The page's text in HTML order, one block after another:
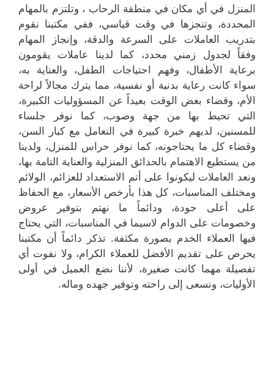
المنزل في أي مكان في منطقة الرحاب ، وتلتزم بالمهام
المحددة، وتنجزها في وقت قياسي، ففي مكتبنا نقوم
بتدريب العاملات على السرعة والدقة، وإنجاز المهام
وفقاً لجدول زمني محدد، كما لدينا عاملات يقومون
برعاية الأطفال، وفهم احتياجات الطفل، والعناية به،
سواء كانت رعاية بدنية أو نفسية، مما يترك مجالاً لراحة
الأم، وقضاء بعض الوقت بعيداً عن المسؤوليات الكبيرة،
التي تحيط بها من جهة وصوب، كما نوفر جلساء
للمسنين، لديهم خبرة كبيرة في التعامل مع كبار السن،
وقضاء كل ما يحتاجونه، كما نوفر حراس للمنزل، ولدينا
من يستطيع الاهتمام بالحدائق المنزلية والعناية التامة بها،
ونعد العاملات ليكونوا على أتم الاستعداد للعزائم، الولائم
ومختلف المناسبات، كل هذا بأرخص الأسعار، مع الحفاظ
على أعلى جودة، ودائماً ما نهتم بتوفير عروض
وخصومات على الدوام لاسيما في المناسبات، التي يحتاج
فيها العملاء الخدم بصورة مكثفة. تذكر دائماً أن مكتبنا
يحرص على تقديم الأفضل للعملاء الكرام، ولا نفوت أي
تفصيلة مهما كانت صغيرة، لأننا نضع العميل في أولى
الأوليات، ونسعى إلى راحته وتوفير جهده وماله.